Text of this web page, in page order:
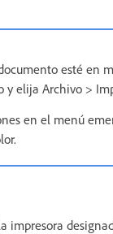
esté en
y elija Archivo >
en el menú
impresora